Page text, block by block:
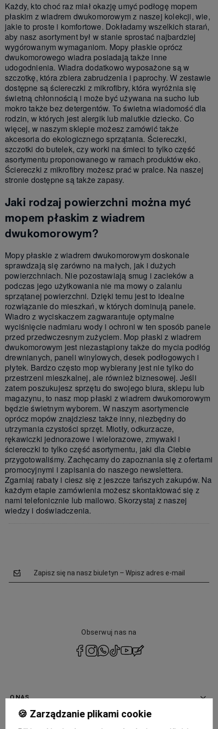
Każdy, kto choć raz miał okazję umyć podłogę mopem
płaskim z wiadrem dwukomorowym z naszej kolekcji, wie,
jakie to proste i komfortowe. Dokładamy wszelkich starań,
aby nasz asortyment był w stanie sprostać najbardziej
wygórowanym wymaganiom. Mopy płaskie oprócz
dwukomorowego wiadra posiadają także inne
udogodnienia. Wiadra dodatkowo wyposażone są w
szczotkę, która zbiera zabrudzenia i paprochy. W zestawie
dostępne są ściereczki z mikrofibry, która wyróżnia się
świetną chłonnością i może być używana na sucho lub
mokro także bez detergentów. To świetna wiadomość dla
rodzin, w których jest alergik lub malutkie dziecko. Co
więcej, w naszym sklepie możesz zamówić także
akcesoria do ekologicznego sprzątania. Ściereczki,
szczotki do butelek, czy worki na śmieci to tylko część
asortymentu proponowanego w ramach produktów eko.
Ściereczki z mikrofibry możesz prać w pralce. Na naszej
stronie dostępne są także zapasy.
Jaki rodzaj powierzchni można myć
mopem płaskim z wiadrem
dwukomorowym?
Mopy płaskie z wiadrem dwukomorowym doskonale
sprawdzają się zarówno na małych, jak i dużych
powierzchniach. Nie pozostawiają smug i zacieków a
podczas jego użytkowania nie ma mowy o zalaniu
sprzątanej powierzchni. Dzięki temu jest to idealne
rozwiązanie do mieszkań, w których dominują panele.
Wiadro z wyciskaczem zagwarantuje optymalne
wyciśnięcie nadmiaru wody i ochroni w ten sposób panele
przed przedwczesnym zużyciem. Mop płaski z wiadrem
dwukomorowym jest niezastąpiony także do mycia podłóg
drewnianych, paneli winylowych, desek podłogowych i
płytek. Bardzo często mop wybierany jest nie tylko do
przestrzeni mieszkalnej, ale również biznesowej. Jeśli
zatem poszukujesz sprzętu do swojego biura, sklepu lub
magazynu, to nasz mop płaski z wiadrem dwukomorowym
będzie świetnym wyborem. W naszym asortymencie
oprócz mopów znajdziesz także inny, niezbędny do
utrzymania czystości sprzęt. Miotły, odkurzacze,
rękawiczki jednorazowe i wielorazowe, zmywaki i
ściereczki to tylko część asortymentu, jaki dla Ciebie
przygotowaliśmy. Zachęcamy do zapoznania się z ofertami
promocyjnymi i zapisania do naszego newslettera.
Zgarniaj rabaty i ciesz się z jeszcze tańszych zakupów. Na
każdym etapie zamówienia możesz skontaktować się z
nami telefonicznie lub mailowo. Skorzystaj z naszej
wiedzy i doświadczenia.
Zapisz się na nasz biuletyn – Wpisz adres e-mail
Obserwuj nas na
O NAS
INFORMACJE
🍪 Zarządzanie plikami cookie